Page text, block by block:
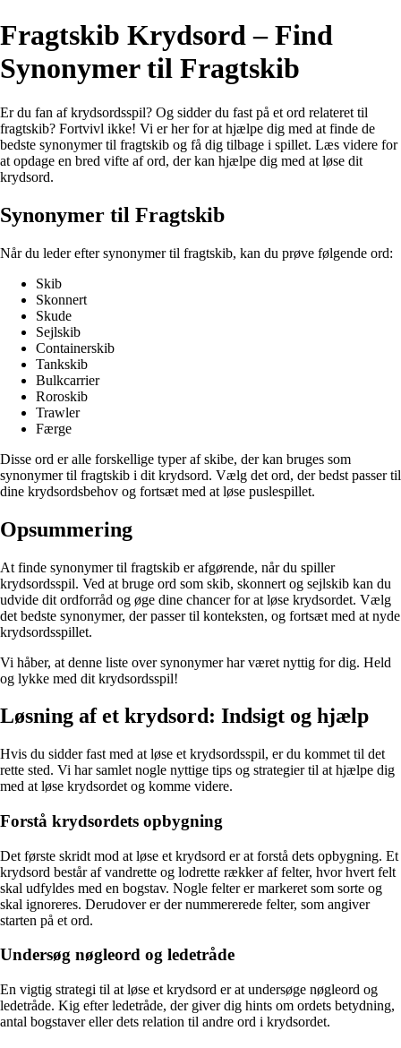
Fragtskib Krydsord – Find
Synonymer til Fragtskib
Er du fan af krydsordsspil? Og sidder du fast på et ord relateret til
fragtskib? Fortvivl ikke! Vi er her for at hjælpe dig med at finde de
bedste synonymer til fragtskib og få dig tilbage i spillet. Læs videre for
at opdage en bred vifte af ord, der kan hjælpe dig med at løse dit
krydsord.
Synonymer til Fragtskib
Når du leder efter synonymer til fragtskib, kan du prøve følgende ord:
Skib
Skonnert
Skude
Sejlskib
Containerskib
Tankskib
Bulkcarrier
Roroskib
Trawler
Færge
Disse ord er alle forskellige typer af skibe, der kan bruges som
synonymer til fragtskib i dit krydsord. Vælg det ord, der bedst passer til
dine krydsordsbehov og fortsæt med at løse puslespillet.
Opsummering
At finde synonymer til fragtskib er afgørende, når du spiller
krydsordsspil. Ved at bruge ord som skib, skonnert og sejlskib kan du
udvide dit ordforråd og øge dine chancer for at løse krydsordet. Vælg
det bedste synonymer, der passer til konteksten, og fortsæt med at nyde
krydsordsspillet.
Vi håber, at denne liste over synonymer har været nyttig for dig. Held
og lykke med dit krydsordsspil!
Løsning af et krydsord: Indsigt og hjælp
Hvis du sidder fast med at løse et krydsordsspil, er du kommet til det
rette sted. Vi har samlet nogle nyttige tips og strategier til at hjælpe dig
med at løse krydsordet og komme videre.
Forstå krydsordets opbygning
Det første skridt mod at løse et krydsord er at forstå dets opbygning. Et
krydsord består af vandrette og lodrette rækker af felter, hvor hvert felt
skal udfyldes med en bogstav. Nogle felter er markeret som sorte og
skal ignoreres. Derudover er der nummererede felter, som angiver
starten på et ord.
Undersøg nøgleord og ledetråde
En vigtig strategi til at løse et krydsord er at undersøge nøgleord og
ledetråde. Kig efter ledetråde, der giver dig hints om ordets betydning,
antal bogstaver eller dets relation til andre ord i krydsordet.